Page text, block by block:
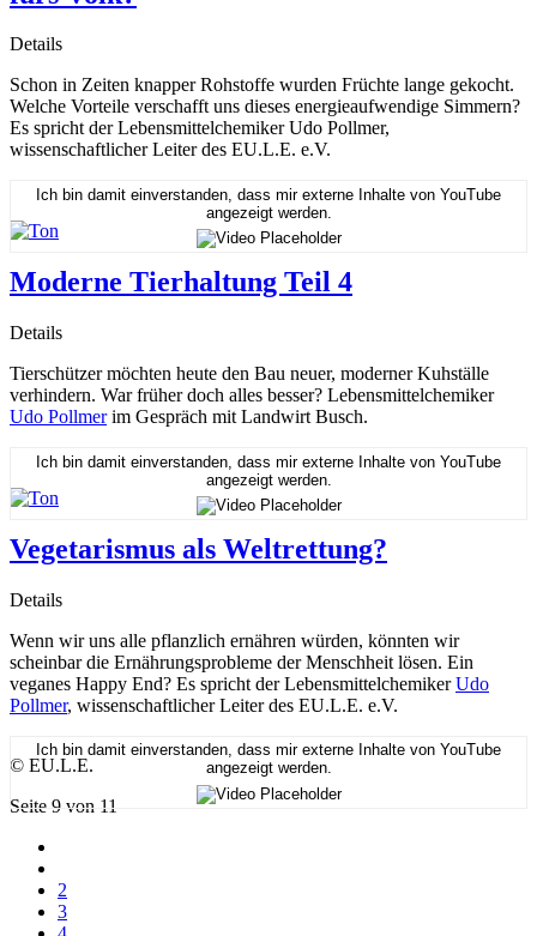
Details
Schon in Zeiten knapper Rohstoffe wurden Früchte lange gekocht.
Welche Vorteile verschafft uns dieses energieaufwendige Simmern?
Es spricht der Lebensmittelchemiker Udo Pollmer,
wissenschaftlicher Leiter des EU.L.E. e.V.
Ich bin damit einverstanden, dass mir externe Inhalte von YouTube
angezeigt werden.
Moderne Tierhaltung Teil 4
Details
Tierschützer möchten heute den Bau neuer, moderner Kuhställe
verhindern. War früher doch alles besser? Lebensmittelchemiker
Udo Pollmerim Gespräch mit Landwirt Busch.
Ich bin damit einverstanden, dass mir externe Inhalte von YouTube
angezeigt werden.
Vegetarismus als Weltrettung?
Details
Wenn wir uns alle pflanzlich ernähren würden, könnten wir
scheinbar die Ernährungsprobleme der Menschheit lösen. Ein
veganes Happy End? Es spricht der LebensmittelchemikerUdo
Pollmer, wissenschaftlicher Leiter des EU.L.E. e.V.
Ich bin damit einverstanden, dass mir externe Inhalte von YouTube
angezeigt werden.
© EU.L.E.
Seite 9 von 11
2
3